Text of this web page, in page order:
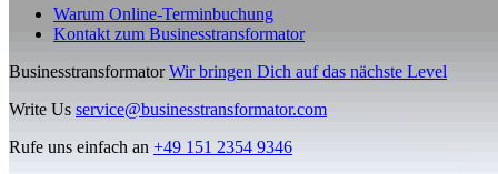
Warum Online-Terminbuchung
Kontakt zum Businesstransformator
Businesstransformator Wir bringen Dich auf das nächste Level
Write Us service@businesstransformator.com
Rufe uns einfach an +49 151 2354 9346